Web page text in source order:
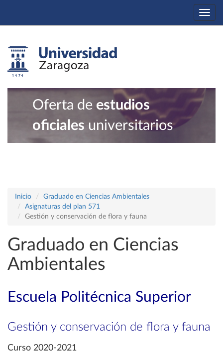
Oferta de estudios
oficiales universitarios
Inicio
Graduado en Ciencias Ambientales
Asignaturas del plan 571
Gestión y conservación de flora y fauna
Graduado en Ciencias
Ambientales
Escuela Politécnica Superior
Gestión y conservación de flora y fauna
Curso 2020-2021